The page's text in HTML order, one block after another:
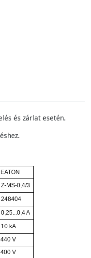
és zárlat esetén.
EATON
Z-MS-0,4/3
248404
0,25...0,4 A
10 kA
440 V
400 V